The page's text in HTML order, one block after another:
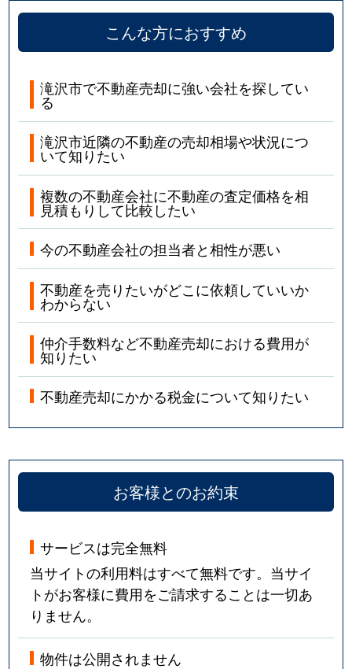
こんな方におすすめ
滝沢市で不動産売却に強い会社を探してい
る
滝沢市近隣の不動産の売却相場や状況につ
いて知りたい
複数の不動産会社に不動産の査定価格を相
見積もりして比較したい
今の不動産会社の担当者と相性が悪い
不動産を売りたいがどこに依頼していいか
わからない
仲介手数料など不動産売却における費用が
知りたい
不動産売却にかかる税金について知りたい
お客様とのお約束
サービスは完全無料
当サイトの利用料はすべて無料です。当サイ
トがお客様に費用をご請求することは一切あ
りません。
物件は公開されません